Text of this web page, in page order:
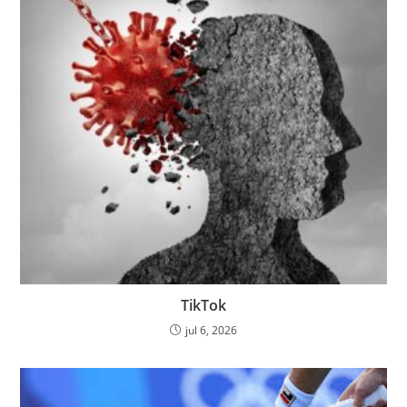
TikTok
jul 6, 2026